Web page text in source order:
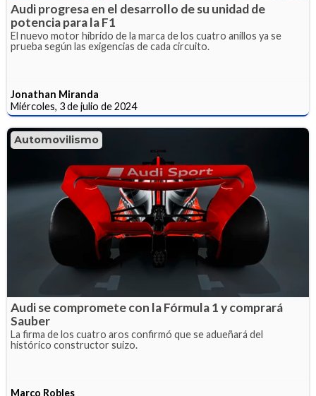
Audi progresa en el desarrollo de su unidad de
potencia para la F1
El nuevo motor híbrido de la marca de los cuatro anillos ya se
prueba según las exigencias de cada circuito.
Jonathan Miranda
Miércoles, 3 de julio de 2024
Automovilismo
Audi se compromete con la Fórmula 1 y comprará
Sauber
La firma de los cuatro aros confirmó que se adueñará del
histórico constructor suizo.
Marco Robles